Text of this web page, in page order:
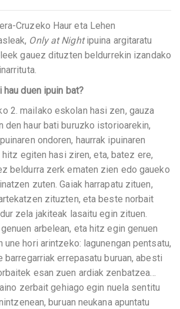
Cruzeko Haur eta Lehen
Only at Nightipuina argitaratu
gauez dituzten beldurrekin izandako
duen ipuin bat?
2. mailako eskolan hasi zen, gauza
den haur bati buruzko istorioarekin,
ondoren, haurrak ipuinaren
egiten hasi ziren, eta, batez ere,
beldurra zerk ematen zien edo gaueko
zuten. Gaiak harrapatu zituen,
zituzten, eta beste norbait
zela jakiteak lasaitu egin zituen.
arbelean, eta hitz egin genuen
une hori arintzeko: lagunengan pentsatu,
barregarriak errepasatu buruan, abesti
esan zuen ardiak zenbatzea…
zerbait gehiago egin nuela sentitu
buruan neukana apuntatu